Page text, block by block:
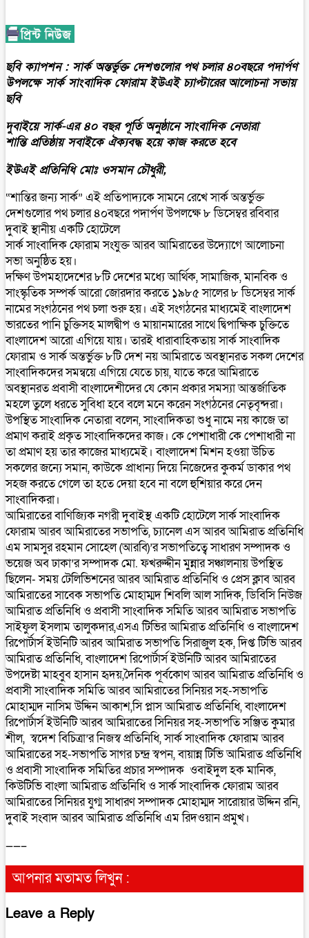
ছবি ক্যাপশন : সার্ক অন্তর্ভুক্ত দেশগুলোর পথ চলার ৪০বছরে পদার্পণ
উপলক্ষে সার্ক সাংবাদিক ফোরাম ইউএই চ্যাপ্টারের আলোচনা সভায়
ছবি
দুবাইয়ে সার্ক-এর ৪০ বছর পূর্তি অনুষ্ঠানে সাংবাদিক নেতারা
শান্তি প্রতিষ্ঠায় সবাইকে ঐক্যবদ্ধ হয়ে কাজ করতে হবে
ইউএই প্রতিনিধি মোঃ ওসমান চৌধুরী,
“শান্তির জন্য সার্ক” এই প্রতিপাদ্যকে সামনে রেখে সার্ক অন্তর্ভুক্ত
দেশগুলোর পথ চলার ৪০বছরে পদার্পণ উপলক্ষে ৮ ডিসেম্বর রবিবার
দুবাই স্থানীয় একটি হোটেলে
সার্ক সাংবাদিক ফোরাম সংযুক্ত আরব আমিরাতের উদ্যোগে আলোচনা
সভা অনুষ্ঠিত হয়।
দক্ষিণ উপমহাদেশের ৮টি দেশের মধ্যে আর্থিক, সামাজিক, মানবিক ও
সাংস্কৃতিক সম্পর্ক আরো জোরদার করতে ১৯৮৫ সালের ৮ ডিসেম্বর সার্ক
নামের সংগঠনের পথ চলা শুরু হয়। এই সংগঠনের মাধ্যমেই বাংলাদেশ
ভারতের পানি চুক্তিসহ মালদ্বীপ ও মায়ানমারের সাথে দ্বিপাক্ষিক চুক্তিতে
বাংলাদেশ আরো এগিয়ে যায়। তারই ধারাবাহিকতায় সার্ক সাংবাদিক
ফোরাম ও সার্ক অন্তর্ভুক্ত ৮টি দেশ নয় আমিরাতে অবস্থানরত সকল দেশের
সাংবাদিকদের সমন্বয়ে এগিয়ে যেতে চায়, যাতে করে আমিরাতে
অবস্থানরত প্রবাসী বাংলাদেশীদের যে কোন প্রকার সমস্যা আন্তর্জাতিক
মহলে তুলে ধরতে সুবিধা হবে বলে মনে করেন সংগঠনের নেতৃবৃন্দরা।
উপস্থিত সাংবাদিক নেতারা বলেন, সাংবাদিকতা শুধু নামে নয় কাজে তা
প্রমাণ করাই প্রকৃত সাংবাদিকদের কাজ। কে পেশাধারী কে পেশাধারী না
তা প্রমাণ হয় তার কাজের মাধ্যমেই। বাংলাদেশ মিশন হওয়া উচিত
সকলের জন্যে সমান, কাউকে প্রাধান্য দিয়ে নিজেদের কুকর্ম ডাকার পথ
সহজ করতে গেলে তা হতে দেয়া হবে না বলে হুশিয়ার করে দেন
সাংবাদিকরা।
আমিরাতের বাণিজ্যিক নগরী দুবাইস্থ একটি হোটেলে সার্ক সাংবাদিক
ফোরাম আরব আমিরাতের সভাপতি, চ্যানেল এস আরব আমিরাত প্রতিনিধি
এম সামসুর রহমান সোহেল (আরবি)’র সভাপতিত্বে সাধারণ সম্পাদক ও
ভয়েজ অব ঢাকা’র সম্পাদক মো. ফখরুদ্দীন মুন্নার সঞ্চালনায় উপস্থিত
ছিলেন- সময় টেলিভিশনের আরব আমিরাত প্রতিনিধি ও প্রেস ক্লাব আরব
আমিরাতের সাবেক সভাপতি মোহাম্মদ শিবলি আল সাদিক, ডিবিসি নিউজ
আমিরাত প্রতিনিধি ও প্রবাসী সাংবাদিক সমিতি আরব আমিরাত সভাপতি
সাইফুল ইসলাম তালুকদার,এসএ টিভির আমিরাত প্রতিনিধি ও বাংলাদেশ
রিপোর্টার্স ইউনিটি আরব আমিরাত সভাপতি সিরাজুল হক, দিপ্ত টিভি আরব
আমিরাত প্রতিনিধি, বাংলাদেশ রিপোর্টার্স ইউনিটি আরব আমিরাতের
উপদেষ্টা মাহবুব হাসান হৃদয়,দৈনিক পূর্বকোণ আরব আমিরাত প্রতিনিধি ও
প্রবাসী সাংবাদিক সমিতি আরব আমিরাতের সিনিয়র সহ-সভাপতি
মোহাম্মদ নাসিম উদ্দিন আকাশ,সি প্লাস আমিরাত প্রতিনিধি, বাংলাদেশ
রিপোর্টার্স ইউনিটি আরব আমিরাতের সিনিয়র সহ-সভাপতি সঞ্জিত কুমার
শীল, স্বদেশ বিচিত্রা’র নিজস্ব প্রতিনিধি, সার্ক সাংবাদিক ফোরাম আরব
আমিরাতের সহ-সভাপতি সাগর চন্দ্র স্বপন, বায়ান্ন টিভি আমিরাত প্রতিনিধি
ও প্রবাসী সাংবাদিক সমিতির প্রচার সম্পাদক ওবাইদুল হক মানিক,
কিউটিভি বাংলা আমিরাত প্রতিনিধি ও সার্ক সাংবাদিক ফোরাম আরব
আমিরাতের সিনিয়র যুগ্ম সাধারণ সম্পাদক মোহাম্মদ সারোয়ার উদ্দিন রনি,
দুবাই সংবাদ আরব আমিরাত প্রতিনিধি এম রিদওয়ান প্রমুখ।
——–
আপনার মতামত লিখুন :
Leave a Reply